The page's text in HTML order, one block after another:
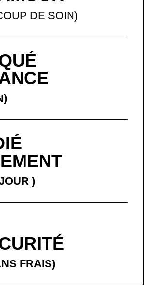
DE SOIN)
)
FRAIS)